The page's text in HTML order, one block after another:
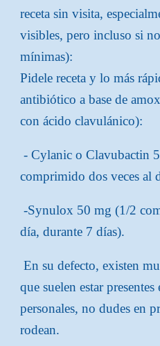
receta sin visita,
visibles, pero incluso si
mínimas):
Pidele receta y lo más
antibiótico a base de
con ácido clavulánico):
- Cylanic o Clavubactin
comprimido dos veces al
-Synulox 50 mg (1/2
día, durante 7 días).
En su defecto, existen
que suelen estar presentes
personales, no dudes en
rodean.